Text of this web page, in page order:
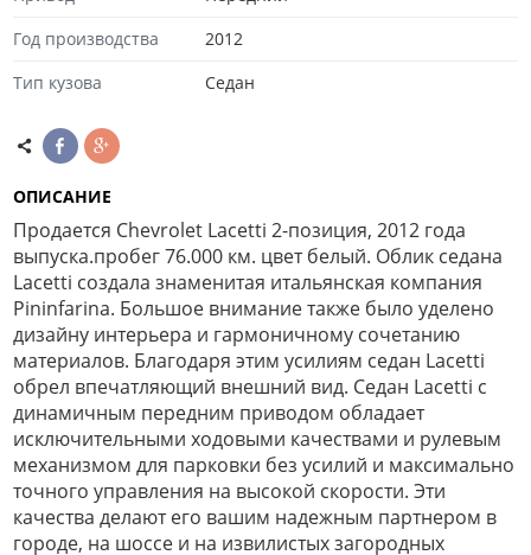
Год производства
2012
Тип кузова
Седан
ОПИСАНИЕ
Продается Chevrolet Lacetti 2-позиция, 2012 года
выпуска.пробег 76.000 км. цвет белый. Облик седана
Lacetti создала знаменитая итальянская компания
Pininfarina. Большое внимание также было уделено
дизайну интерьера и гармоничному сочетанию
материалов. Благодаря этим усилиям седан Lacetti
обрел впечатляющий внешний вид. Седан Lacetti с
динамичным передним приводом обладает
исключительными ходовыми качествами и рулевым
механизмом для парковки без усилий и максимально
точного управления на высокой скорости. Эти
качества делают его вашим надежным партнером в
городе, на шоссе и на извилистых загородных